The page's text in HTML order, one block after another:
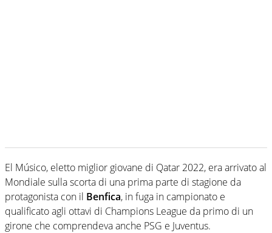
El Músico, eletto miglior giovane di Qatar 2022, era arrivato al
Mondiale sulla scorta di una prima parte di stagione da
protagonista con il Benfica, in fuga in campionato e
qualificato agli ottavi di Champions League da primo di un
girone che comprendeva anche PSG e Juventus.